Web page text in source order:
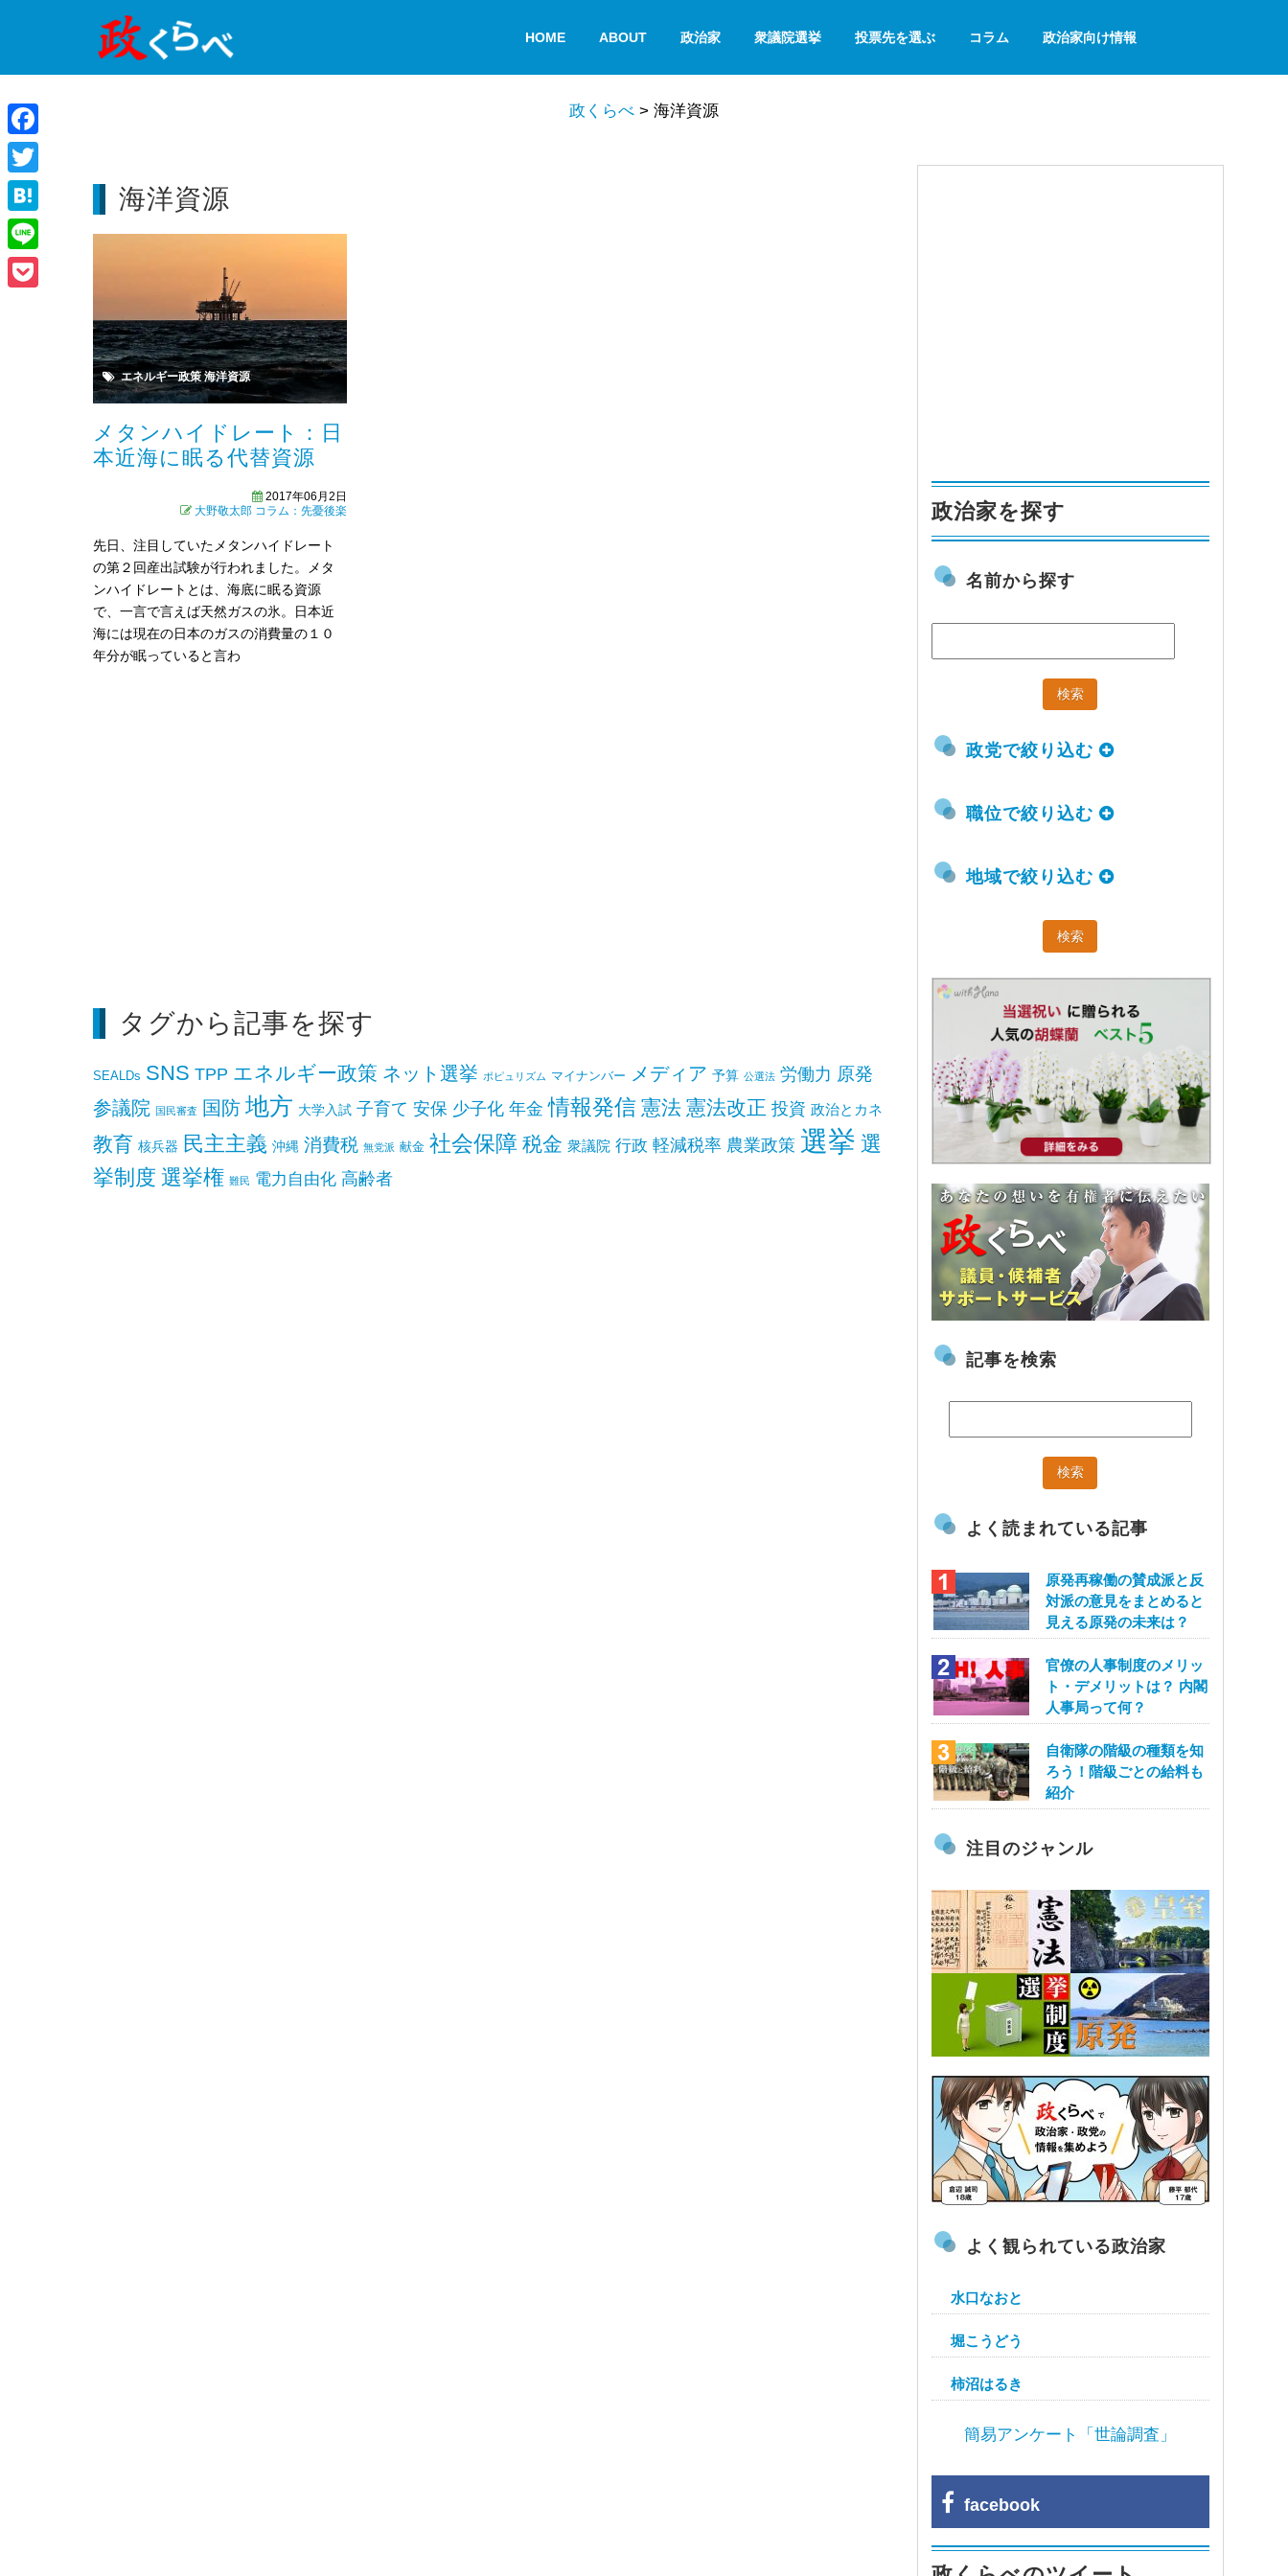
HOME ABOUT 政治家 衆議院選挙 投票先を選ぶ コラム 政治家向け情報
政くらべ > 海洋資源
海洋資源
エネルギー政策 海洋資源
メタンハイドレート：日
本近海に眠る代替資源
2017年06月2日
大野敬太郎 コラム：先憂後楽
先日、注目していたメタンハイドレート
の第２回産出試験が行われました。メタ
ンハイドレートとは、海底に眠る資源
で、一言で言えば天然ガスの氷。日本近
海には現在の日本のガスの消費量の１０
年分が眠っていると言わ
タグから記事を探す
SEALDs SNS TPP エネルギー政策 ネット選挙 ポピュリズム マイナンバー メディア 予算 公選法 労働力 原発
参議院 国民審査 国防 地方 大学入試 子育て 安保 少子化 年金 情報発信 憲法 憲法改正 投資 政治とカネ
教育 核兵器 民主主義 沖縄 消費税 無党派 献金 社会保障 税金 衆議院 行政 軽減税率 農業政策 選挙 選
挙制度 選挙権 難民 電力自由化 高齢者
政治家を探す
名前から探す
政党で絞り込む
職位で絞り込む
地域で絞り込む
記事を検索
よく読まれている記事
原発再稼働の賛成派と反
対派の意見をまとめると
見える原発の未来は？
官僚の人事制度のメリッ
ト・デメリットは？ 内閣
人事局って何？
自衛隊の階級の種類を知
ろう！階級ごとの給料も
紹介
注目のジャンル
よく観られている政治家
水口なおと
堀こうどう
柿沼はるき
簡易アンケート「世論調査」
facebook
Facebook
Twitter
Hatena
Line